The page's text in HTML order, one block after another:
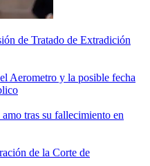
de Tratado de Extradición
Aerometro y la posible fecha
tras su fallecimiento en
de la Corte de